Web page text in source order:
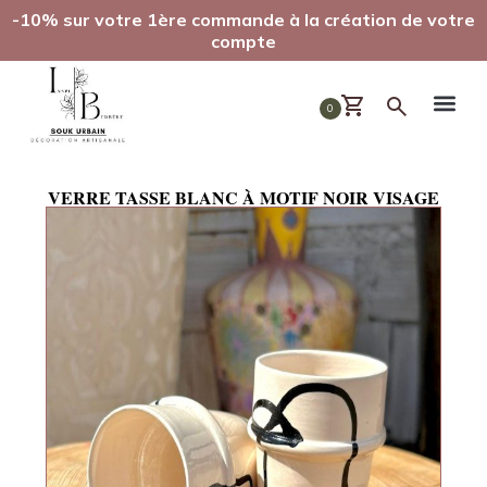
-10% sur votre 1ère commande à la création de votre
compte
0
VERRE TASSE BLANC À MOTIF NOIR VISAGE